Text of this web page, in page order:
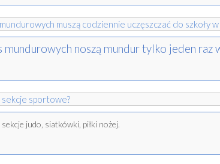
muszą codziennie uczęszczać do szkoły
mundurowych noszą mundur tylko jeden raz
sekcje sportowe?
judo, siatkówki, piłki nożej.